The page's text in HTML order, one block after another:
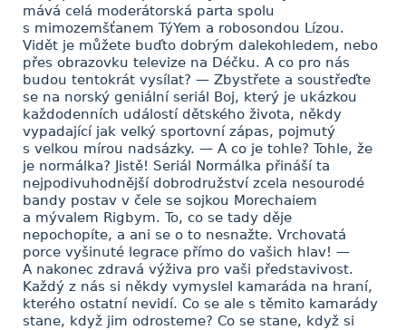
mává celá moderátorská parta spolu
s mimozemšťanem TýYem a robosondou Lízou.
Vidět je můžete buďto dobrým dalekohledem, nebo
přes obrazovku televize na Déčku. A co pro nás
budou tentokrát vysílat? — Zbystřete a soustřeďte
se na norský geniální seriál Boj, který je ukázkou
každodenních událostí dětského života, někdy
vypadající jak velký sportovní zápas, pojmutý
s velkou mírou nadsázky. — A co je tohle? Tohle, že
je normálka? Jistě! Seriál Normálka přináší ta
nejpodivuhodnější dobrodružství zcela nesourodé
bandy postav v čele se sojkou Morechaiem
a mývalem Rigbym. To, co se tady děje
nepochopíte, a ani se o to nesnažte. Vrchovatá
porce vyšinuté legrace přímo do vašich hlav! —
A nakonec zdravá výživa pro vaši představivost.
Každý z nás si někdy vymyslel kamaráda na hraní,
kterého ostatní nevidí. Co se ale s těmito kamarády
stane, když jim odrosteme? Co se stane, když si